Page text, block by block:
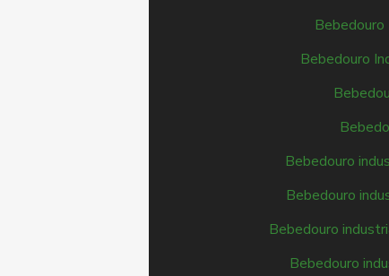
Bebedouro
Bebedouro
Bebedouro
Bebedouro
Bebedouro